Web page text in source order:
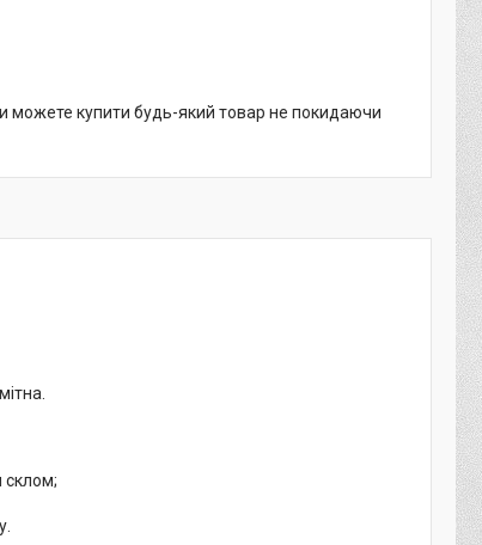
можете купити будь-який товар не покидаючи
склом;